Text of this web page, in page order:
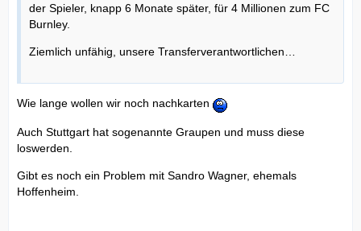
der Spieler, knapp 6 Monate später, für 4 Millionen zum FC
Burnley.
Ziemlich unfähig, unsere Transferverantwortlichen…
Wie lange wollen wir noch nachkarten
Auch Stuttgart hat sogenannte Graupen und muss diese
loswerden.
Gibt es noch ein Problem mit Sandro Wagner, ehemals
Hoffenheim.